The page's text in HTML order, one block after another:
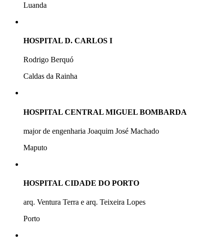
Luanda
HOSPITAL D. CARLOS I
Rodrigo Berquó
Caldas da Rainha
HOSPITAL CENTRAL MIGUEL BOMBARDA
major de engenharia Joaquim José Machado
Maputo
HOSPITAL CIDADE DO PORTO
arq. Ventura Terra e arq. Teixeira Lopes
Porto